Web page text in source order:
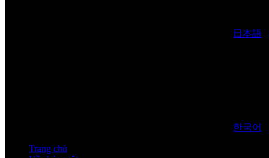
日本語
한국어
Trang chủ